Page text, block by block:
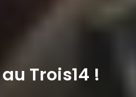
Trois14 !